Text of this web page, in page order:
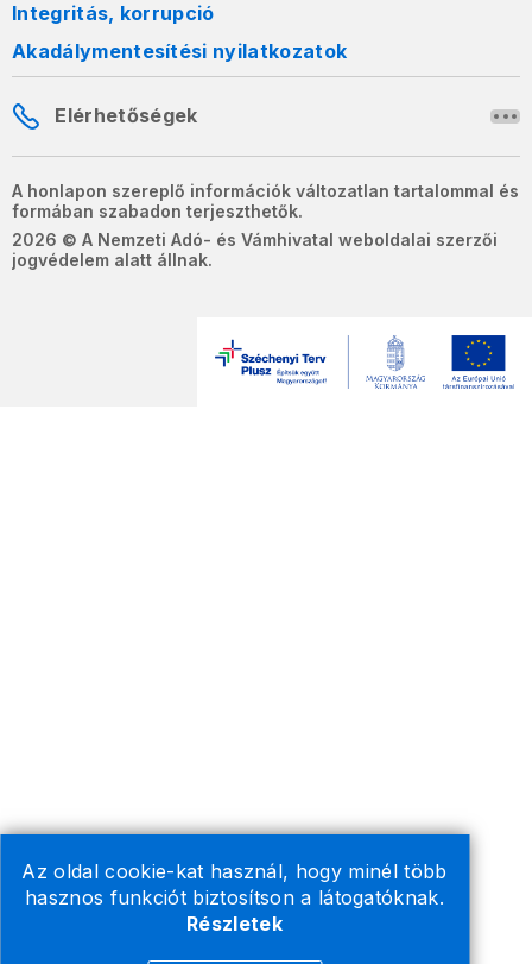
Az oldal cookie-kat használ, hogy minél több
hasznos funkciót biztosítson a látogatóknak.
Részletek
Integritás, korrupció
Akadálymentesítési nyilatkozatok
Elérhetőségek
A honlapon szereplő információk változatlan tartalommal és
formában szabadon terjeszthetők.
2026 © A Nemzeti Adó- és Vámhivatal weboldalai szerzői
jogvédelem alatt állnak.